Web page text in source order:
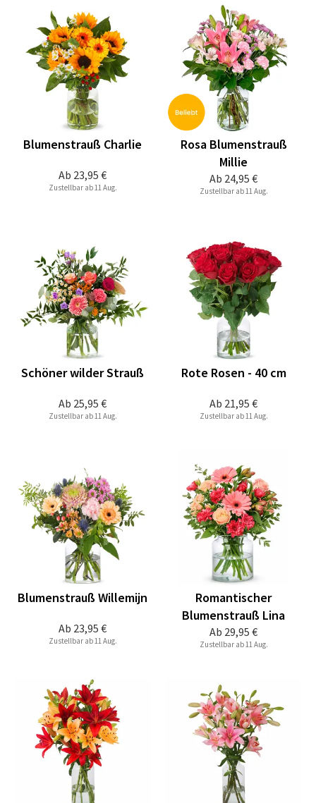
Ab 23,95 €
Blumenstrauß Charlie
Zustellbar ab 11 Aug.
Ab 24,95 €
Rosa Blumenstrauß
Millie
Zustellbar ab 11 Aug.
Ab 25,95 €
Schöner wilder Strauß
Zustellbar ab 11 Aug.
Ab 21,95 €
Rote Rosen - 40 cm
Zustellbar ab 11 Aug.
Ab 23,95 €
Blumenstrauß Willemijn
Zustellbar ab 11 Aug.
Ab 29,95 €
Romantischer
Blumenstrauß Lina
Zustellbar ab 11 Aug.